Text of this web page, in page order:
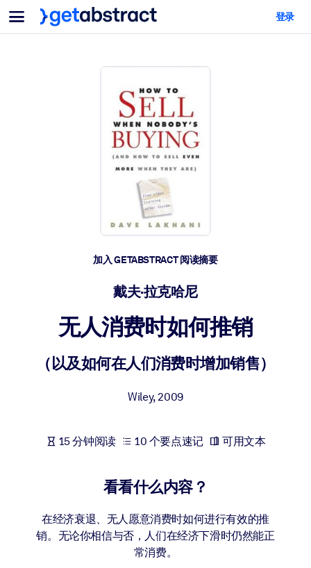
菜单
面向团队与管理者
为您的员工配备关键的人工智能技能。
帮助您的管理者为未来的工作时代做好准备。
让团队更轻松地共同学习、解决实际问题并更快采取行动。
培养您的员工应对未来挑战所需的技能。
面向 LMS/LXP
将简短且经过验证的知识引入您的 LMS/LXP，以获得更强的学习效
利用可靠、结构化的知识为您的人工智能系统提供动力，以改善输
面向人工智能系统
登录
加入 GETABSTRACT 阅读摘要
戴夫·拉克哈尼
无人消费时如何推销
（以及如何在人们消费时增加销售）
Wiley,2009
15 分钟阅读 10 个要点速记 可用文本
看看什么内容？
在经济衰退、无人愿意消费时如何进行有效的推
销。无论你相信与否，人们在经济下滑时仍然能正
常消费。